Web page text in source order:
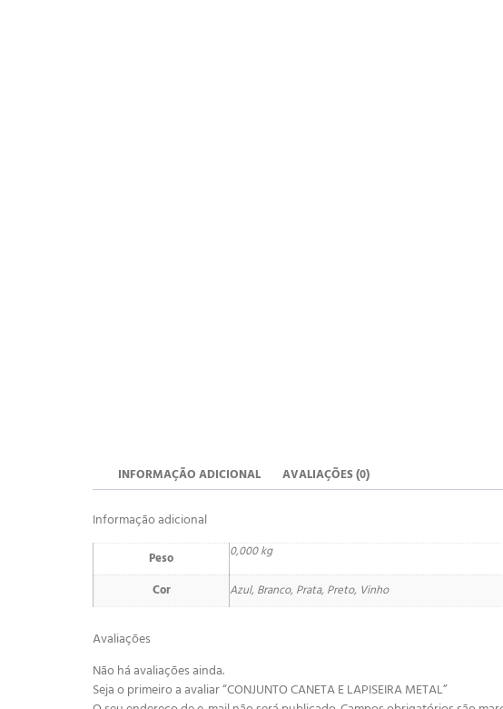
INFORMAÇÃO ADICIONAL AVALIAÇÕES (0)
Informação adicional
Peso 0,000 kg
Cor Azul, Branco, Prata, Preto, Vinho
Avaliações
Não há avaliações ainda.
Seja o primeiro a avaliar “CONJUNTO CANETA E LAPISEIRA METAL”